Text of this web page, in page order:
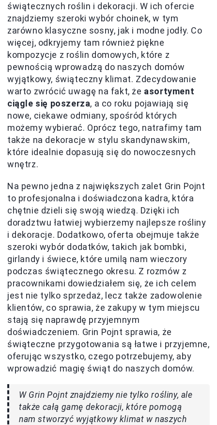
świątecznych roślin i dekoracji. W ich ofercie
znajdziemy szeroki wybór choinek, w tym
zarówno klasyczne sosny, jak i modne jodły. Co
więcej, odkryjemy tam również piękne
kompozycje z roślin domowych, które z
pewnością wprowadzą do naszych domów
wyjątkowy, świąteczny klimat. Zdecydowanie
warto zwrócić uwagę na fakt, że asortyment
ciągle się poszerza, a co roku pojawiają się
nowe, ciekawe odmiany, spośród których
możemy wybierać. Oprócz tego, natrafimy tam
także na dekoracje w stylu skandynawskim,
które idealnie dopasują się do nowoczesnych
wnętrz.
Na pewno jedna z największych zalet Grin Pojnt
to profesjonalna i doświadczona kadra, która
chętnie dzieli się swoją wiedzą. Dzięki ich
doradztwu łatwiej wybierzemy najlepsze rośliny
i dekoracje. Dodatkowo, oferta obejmuje także
szeroki wybór dodatków, takich jak bombki,
girlandy i świece, które umilą nam wieczory
podczas świątecznego okresu. Z rozmów z
pracownikami dowiedziałem się, że ich celem
jest nie tylko sprzedaż, lecz także zadowolenie
klientów, co sprawia, że zakupy w tym miejscu
stają się naprawdę przyjemnym
doświadczeniem. Grin Pojnt sprawia, że
świąteczne przygotowania są łatwe i przyjemne,
oferując wszystko, czego potrzebujemy, aby
wprowadzić magię świąt do naszych domów.
W Grin Pojnt znajdziemy nie tylko rośliny, ale
także całą gamę dekoracji, które pomogą
nam stworzyć wyjątkowy klimat w naszych